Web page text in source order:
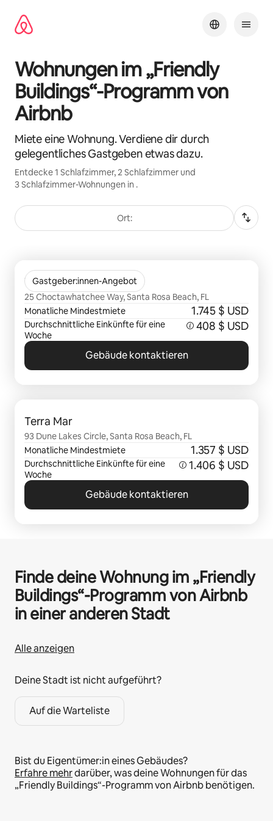
Inhalten
springen
Wohnungen im „Friendly
Buildings“-Programm von
Airbnb
Miete eine Wohnung. Verdiene dir durch
gelegentliches Gastgeben etwas dazu.
Entdecke 1 Schlafzimmer, 2 Schlafzimmer und
3 Schlafzimmer-Wohnungen in .
Ort:
Gastgeber:innen-Angebot
The Beacon at 331
25 Choctawhatchee Way, Santa Rosa Beach, FL
Monatliche Mindestmiete
1.745 $ USD
Durchschnittliche Einkünfte für eine
Woche
408 $ USD
Gebäude kontaktieren
Terra Mar
93 Dune Lakes Circle, Santa Rosa Beach, FL
Monatliche Mindestmiete
1.357 $ USD
Durchschnittliche Einkünfte für eine
Woche
1.406 $ USD
Gebäude kontaktieren
Finde deine Wohnung im „Friendly
Buildings“-Programm von Airbnb
in einer anderen Stadt
Alle anzeigen
Deine Stadt ist nicht aufgeführt?
Auf die Warteliste
Bist du Eigentümer:in eines Gebäudes?
Erfahre mehrdarüber, was deine Wohnungen für das
„Friendly Buildings“-Programm von Airbnb benötigen.